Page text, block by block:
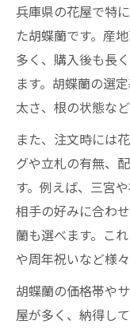
兵庫県の花屋で特
た胡蝶蘭です。産
多く、購入後も長
ます。胡蝶蘭の選
太さ、根の状態な
また、注文時には
グや立札の有無、
す。例えば、三宮
相手の好みに合わ
蘭も選べます。こ
や周年祝いなど様
胡蝶蘭の価格帯や
屋が多く、納得し